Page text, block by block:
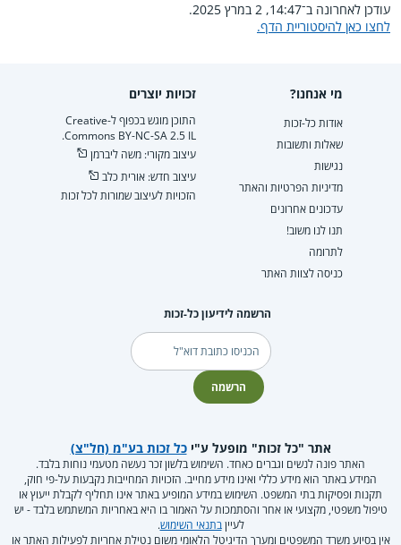
עודכן לאחרונה ב־14:47, 2 במרץ 2025.
לחצו כאן להיסטוריית הדף.
מי אנחנו?
אודות כל-זכות
שאלות ותשובות
נגישות
מדיניות הפרטיות והאתר
עדכונים אחרונים
תנו לנו משוב!
לתרומה
כניסה לצוות האתר
זכויות יוצרים
התוכן מוגש בכפוף ל-Creative
Commons BY-NC-SA 2.5 IL.
עיצוב מקורי: משה ליברמן
עיצוב חדש: אורית כלב
הזכויות לעיצוב שמורות לכל זכות
הרשמה לידיעון כל-זכות
דוא"ל
הרשמה
אתר "כל זכות" מופעל ע"יכל זכות בע"מ (חל"צ)
האתר פונה לנשים וגברים כאחד. השימוש בלשון זכר נעשה מטעמי נוחות בלבד.
המידע באתר הוא מידע כללי ואינו מידע מחייב. הזכויות המחייבות נקבעות על-פי חוק,
תקנות ופסיקות בתי המשפט. השימוש במידע המופיע באתר אינו תחליף לקבלת ייעוץ או
טיפול משפטי, מקצועי או אחר והסתמכות על האמור בו היא באחריות המשתמש בלבד - יש
לעייןבתנאי השימוש.
אין בסיוע משרד המשפטים ומערך הדיגיטל הלאומי משום נטילת אחריות לפעילות האתר או